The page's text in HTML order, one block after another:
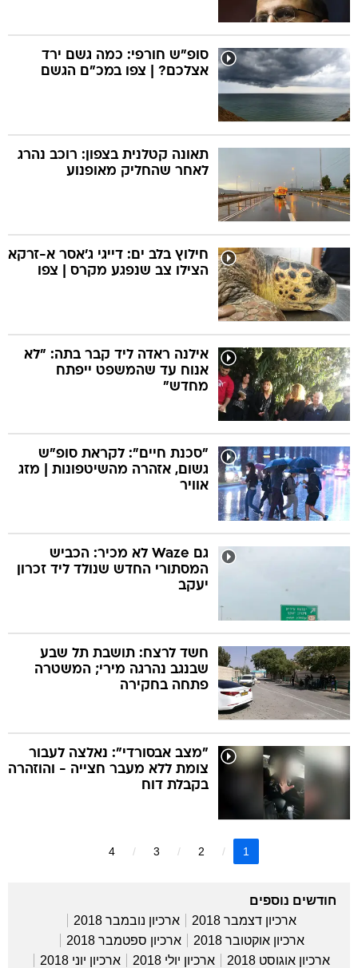
סופ"ש חורפי: כמה גשם ירד
אצלכם? | צפו במכ"ם הגשם
תאונה קטלנית בצפון: רוכב נהרג
לאחר שהחליק מאופנוע
חילוץ בלב ים: דייגי ג'אסר א-זרקא
הצילו צב שנפגע מקרס | צפו
אילנה ראדה ליד קבר בתה: "לא
אנוח עד שהמשפט ייפתח
מחדש"
"סכנת חיים": לקראת סופ"ש
גשום, אזהרה מהשיטפונות | מזג
אוויר
גם Waze לא מכיר: הכביש
המסתורי החדש שנולד ליד זכרון
יעקב
חשד לרצח: תושבת תל שבע
שבנגב נהרגה מירי; המשטרה
פתחה בחקירה
"מצב אבסורדי": נאלצה לעבור
צומת ללא מעבר חצייה - והוזהרה
בקבלת דוח
1
2
3
4
חודשים נוספים
ארכיון דצמבר 2018
ארכיון נובמבר 2018
ארכיון אוקטובר 2018
ארכיון ספטמבר 2018
ארכיון אוגוסט 2018
ארכיון יולי 2018
ארכיון יוני 2018